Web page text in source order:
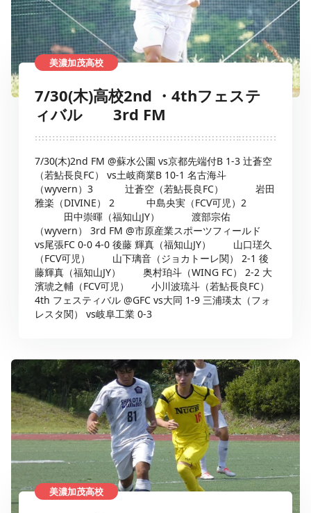
美濃加茂高校
7/30(木)高校2nd ・4thフェステ
ィバル 3rd FM
7/30(木)2nd FM @蘇水公園 vs京都先端付B 1-3 辻蒼空
（若鮎長良FC） vs土岐商業B 10-1 名古海斗
（wyvern）3 辻蒼空（若鮎長良FC） 岩田
雅楽（DIVINE） 2 中島央実（FCV可児）2
田中崇暉（福知山JY） 渡部宗佑
（wyvern） 3rd FM @市原産業スポーツフィールド
vs尾張FC 0-0 4-0 後藤 輝真（福知山JY） 山口瑳久
（FCV可児） 山下璃音（ジョカトーレ関） 2-1 後
藤輝真（福知山JY） 奥村珀斗（WING FC） 2-2 大
濱琥之輔（FCV可児） 小川波琉斗（若鮎長良FC）
4th フェスティバル @GFC vs大同 1-9 三浦瑛太（フォ
レスタ関） vs岐阜工業 0-3
美濃加茂高校